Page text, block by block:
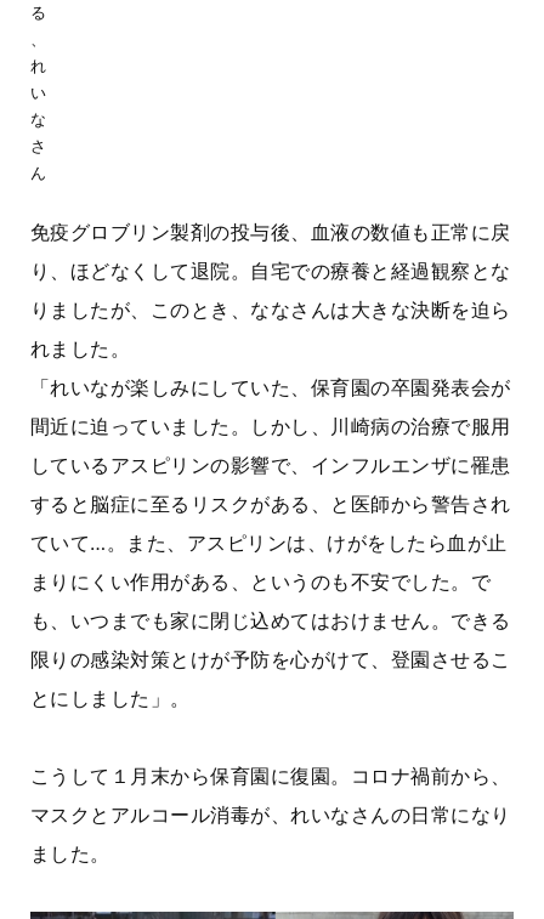
る
、
れ
い
な
さ
ん
免疫グロブリン製剤の投与後、血液の数値も正常に戻
り、ほどなくして退院。自宅での療養と経過観察とな
りましたが、このとき、ななさんは大きな決断を迫ら
れました。
「れいなが楽しみにしていた、保育園の卒園発表会が
間近に迫っていました。しかし、川崎病の治療で服用
しているアスピリンの影響で、インフルエンザに罹患
すると脳症に至るリスクがある、と医師から警告され
ていて…。また、アスピリンは、けがをしたら血が止
まりにくい作用がある、というのも不安でした。で
も、いつまでも家に閉じ込めてはおけません。できる
限りの感染対策とけが予防を心がけて、登園させるこ
とにしました」。
こうして１月末から保育園に復園。コロナ禍前から、
マスクとアルコール消毒が、れいなさんの日常になり
ました。